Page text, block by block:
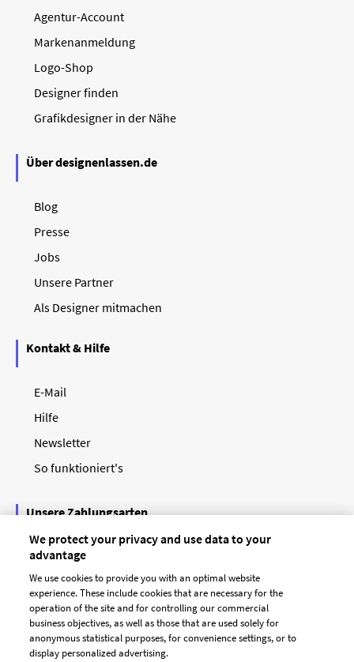
Agentur-Account
Markenanmeldung
Logo-Shop
Designer finden
Grafikdesigner in der Nähe
Über designenlassen.de
Blog
Presse
Jobs
Unsere Partner
Als Designer mitmachen
Kontakt & Hilfe
E-Mail
Hilfe
Newsletter
So funktioniert's
Unsere Zahlungsarten
We protect your privacy and use data to your
advantage
We use cookies to provide you with an optimal website
experience. These include cookies that are necessary for the
operation of the site and for controlling our commercial
business objectives, as well as those that are used solely for
anonymous statistical purposes, for convenience settings, or to
display personalized advertising.